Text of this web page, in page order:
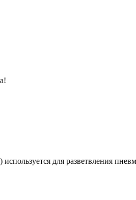
для разветвления